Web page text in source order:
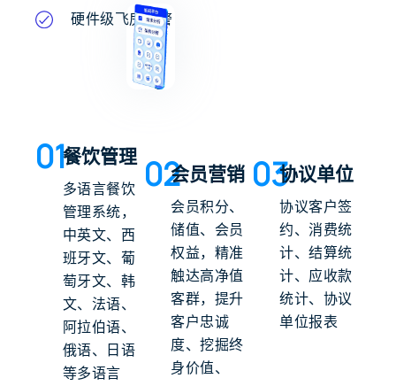
硬件级飞房预警
01餐饮管理
多语言餐饮
管理系统，
中英文、西
班牙文、葡
萄牙文、韩
文、法语、
阿拉伯语、
俄语、日语
等多语言
02会员营销
会员积分、
储值、会员
权益，精准
触达高净值
客群，提升
客户忠诚
度、挖掘终
身价值、
03协议单位
协议客户签
约、消费统
计、结算统
计、应收款
统计、协议
单位报表